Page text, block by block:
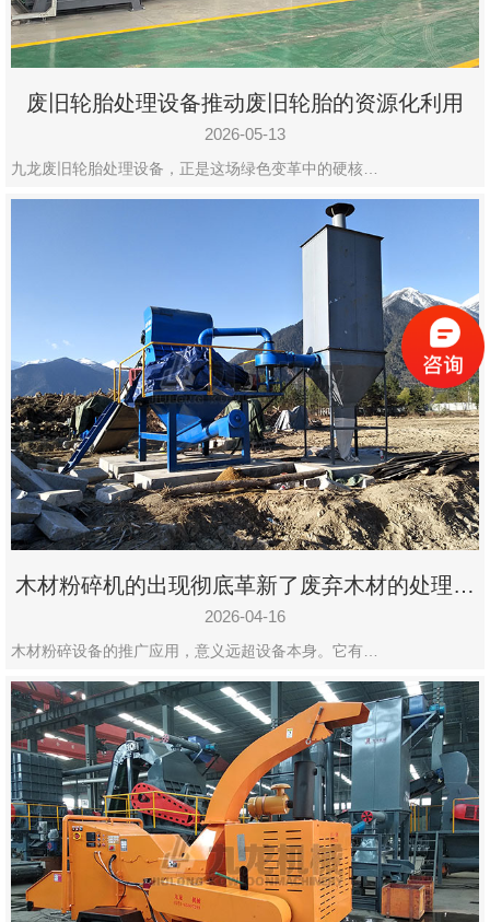
废旧轮胎处理设备推动废旧轮胎的资源化利用
2026-05-13
九龙废旧轮胎处理设备，正是这场绿色变革中的硬核…
木材粉碎机的出现彻底革新了废弃木材的处理模
式
2026-04-16
木材粉碎设备的推广应用，意义远超设备本身。它有…